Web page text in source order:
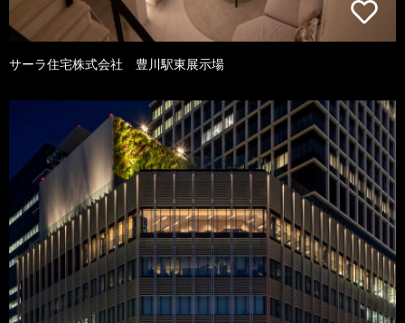
サーラ住宅株式会社 豊川駅東展示場